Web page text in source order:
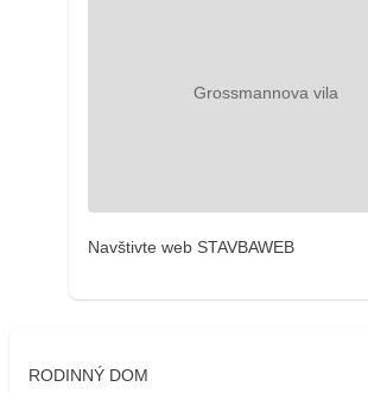
Navštivte web STAVBAWEB
RODINNÝ DOM